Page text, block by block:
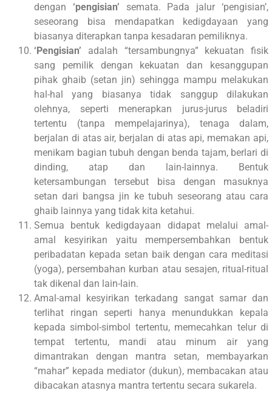
dengan ‘pengisian’ semata. Pada jalur ‘pengisian’,
seseorang bisa mendapatkan kedigdayaan yang
biasanya diterapkan tanpa kesadaran pemiliknya.
‘Pengisian’ adalah “tersambungnya” kekuatan fisik
sang pemilik dengan kekuatan dan kesanggupan
pihak ghaib (setan jin) sehingga mampu melakukan
hal-hal yang biasanya tidak sanggup dilakukan
olehnya, seperti menerapkan jurus-jurus beladiri
tertentu (tanpa mempelajarinya), tenaga dalam,
berjalan di atas air, berjalan di atas api, memakan api,
menikam bagian tubuh dengan benda tajam, berlari di
dinding, atap dan lain-lainnya. Bentuk
ketersambungan tersebut bisa dengan masuknya
setan dari bangsa jin ke tubuh seseorang atau cara
ghaib lainnya yang tidak kita ketahui.
Semua bentuk kedigdayaan didapat melalui amal-
amal kesyirikan yaitu mempersembahkan bentuk
peribadatan kepada setan baik dengan cara meditasi
(yoga), persembahan kurban atau sesajen, ritual-ritual
tak dikenal dan lain-lain.
Amal-amal kesyirikan terkadang sangat samar dan
terlihat ringan seperti hanya menundukkan kepala
kepada simbol-simbol tertentu, memecahkan telur di
tempat tertentu, mandi atau minum air yang
dimantrakan dengan mantra setan, membayarkan
“mahar” kepada mediator (dukun), membacakan atau
dibacakan atasnya mantra tertentu secara sukarela.